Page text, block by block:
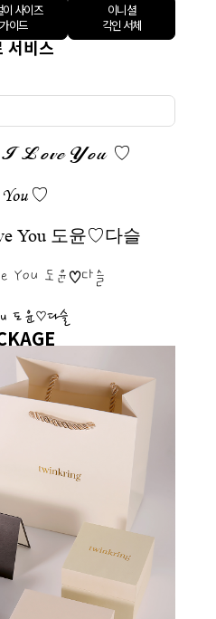
이 사이즈
가이드
이니셜
각인 서체
서비스
Love You ♡
You ♡
You 도윤♡다슬
도윤♡다슬
도윤♡다슬